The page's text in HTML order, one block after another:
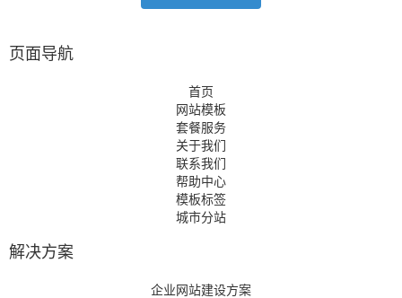
页面导航
首页
网站模板
套餐服务
关于我们
联系我们
帮助中心
模板标签
城市分站
解决方案
企业网站建设方案